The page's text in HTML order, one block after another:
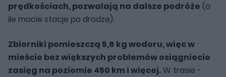
prędkościach, pozwalają na dalsze podróże (o
ile macie stacje po drodze).
Zbiorniki pomieszczą 5,6 kg wodoru, więc w
mieście bez większych problemów osiągniecie
zasięg na poziomie 450 km i więcej. W trasie -